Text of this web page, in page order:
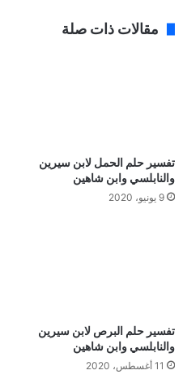
مقالات ذات صلة
تفسير حلم الحمل لابن سيرين
والنابلسي وابن شاهين
9 يونيو، 2020
تفسير حلم البرص لابن سيرين
والنابلسي وابن شاهين
11 أغسطس، 2020